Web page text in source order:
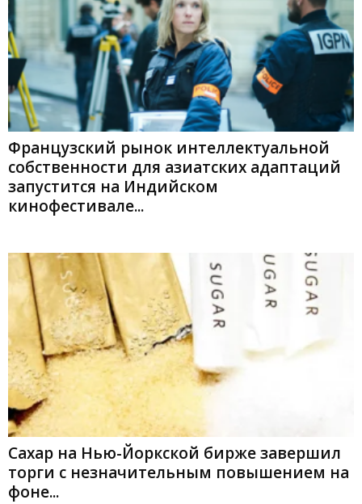
Французский рынок интеллектуальной
собственности для азиатских адаптаций
запустится на Индийском
кинофестивале...
Сахар на Нью-Йоркской бирже завершил
торги с незначительным повышением на
фоне...